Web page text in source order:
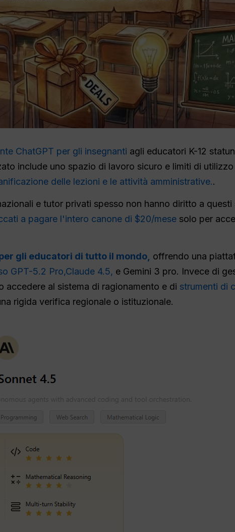
ChatGPT per gli insegnanti agli educatori K-12
include uno spazio di lavoro sicuro e limiti di
delle lezioni e le attività amministrative..
e tutor privati spesso non hanno diritto a questi
a pagare l'intero canone di $20/mese solo per
gli educatori di tutto il mondo, offrendo una
GPT-5.2 Pro,Claude 4.5, e Gemini 3 pro. Invece di
al sistema di ragionamento e di strumenti di
rigida verifica regionale o istituzionale.